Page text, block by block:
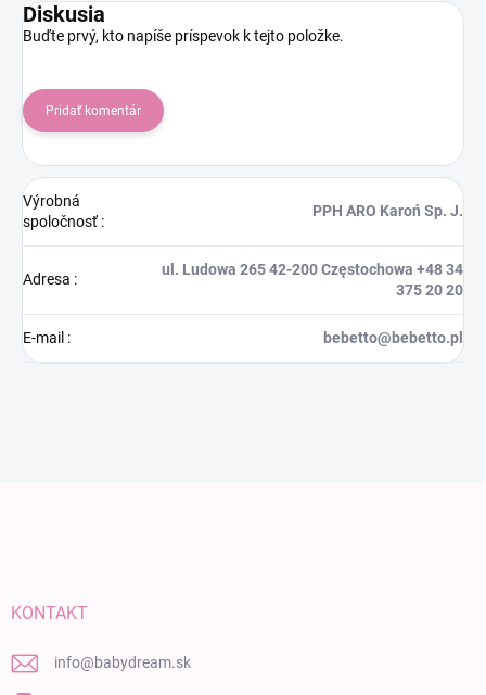
Diskusia
Buďte prvý, kto napíše príspevok k tejto položke.
Pridať komentár
Výrobná
spoločnosť:
PPH ARO Karoń Sp. J.
Adresa :
ul. Ludowa 265 42-200 Częstochowa +48 34
375 20 20
E-mail : bebetto@bebetto.pl
KONTAKT
info@babydream.sk